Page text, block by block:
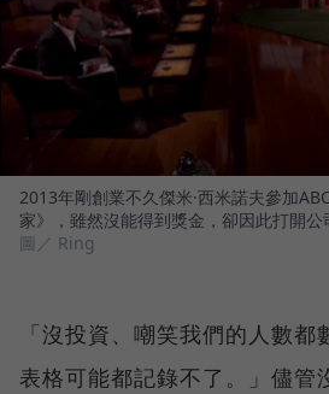
2013年剛創業不久傑米·西米諾夫參加
家》，雖然沒能得到獎金，卻因此打開公
圖／ Ring
「沒投資、嘲笑我們的人數
表格可能都記錄不了。」儘管